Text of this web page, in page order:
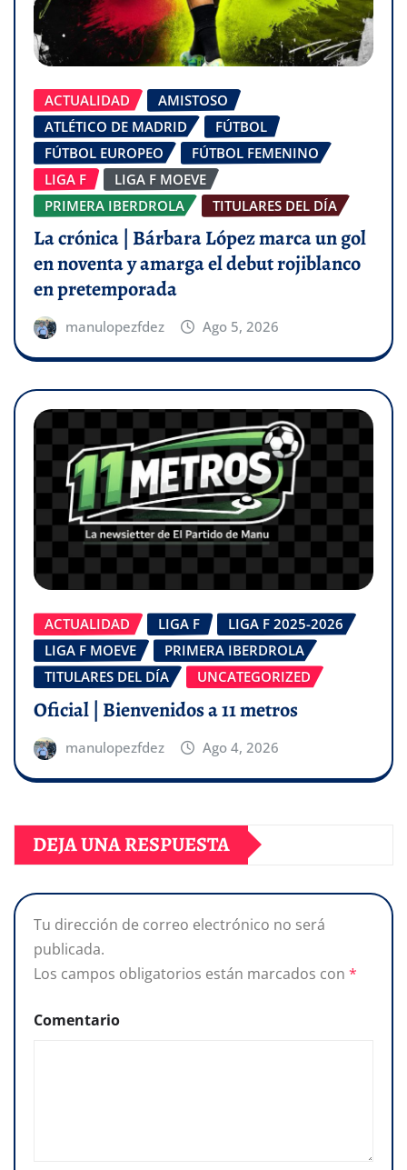
ACTUALIDAD
AMISTOSO
ATLÉTICO DE MADRID
FÚTBOL
FÚTBOL EUROPEO
FÚTBOL FEMENINO
LIGA F
LIGA F MOEVE
PRIMERA IBERDROLA
TITULARES DEL DÍA
La crónica | Bárbara López marca un gol
en noventa y amarga el debut rojiblanco
en pretemporada
manulopezfdez Ago 5, 2026
ACTUALIDAD LIGA F
LIGA F 2025-2026
LIGA F MOEVE
PRIMERA IBERDROLA
TITULARES DEL DÍA
UNCATEGORIZED
Oficial | Bienvenidos a 11 metros
manulopezfdez Ago 4, 2026
DEJA UNA RESPUESTA
Tu dirección de correo electrónico no será
publicada.
Los campos obligatorios están marcados con *
Comentario